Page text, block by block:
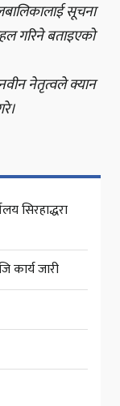
सूचना
गरिने बताइएको
नेतृत्वले क्यान
सिरहाद्धरा
कार्य जारी